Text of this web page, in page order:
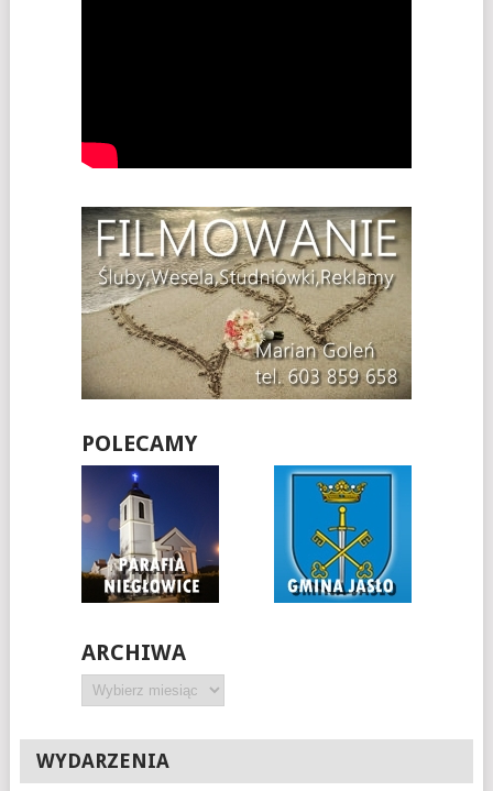
POLECAMY
ARCHIWA
Archiwa
WYDARZENIA